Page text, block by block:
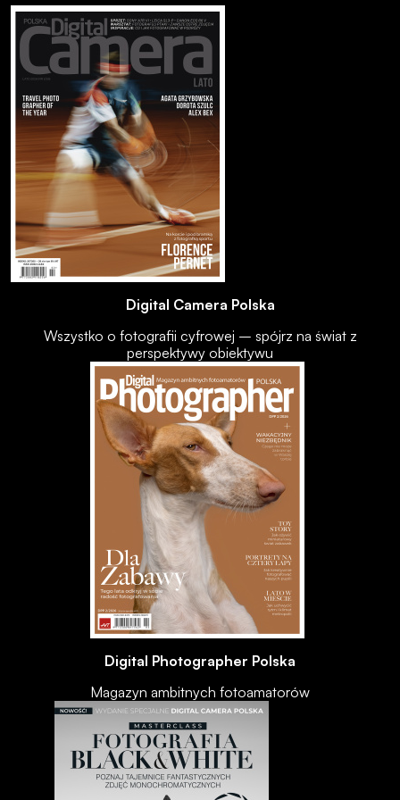
Digital Camera Polska
Wszystko o fotografii cyfrowej – spójrz na świat z
perspektywy obiektywu
Digital Photographer Polska
Magazyn ambitnych fotoamatorów